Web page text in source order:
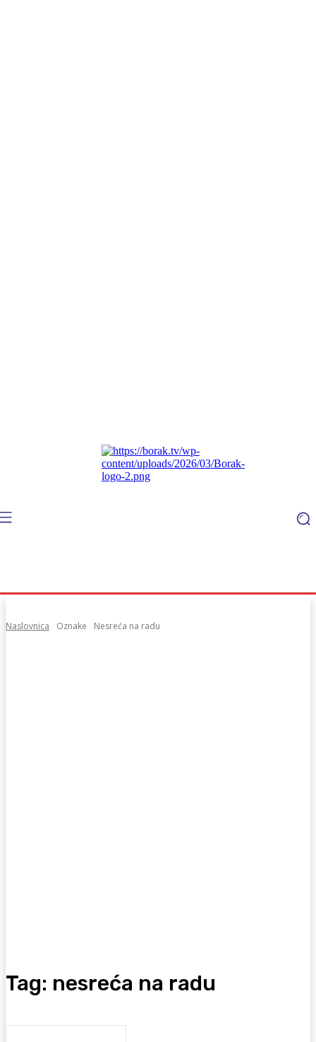
Naslovnica Oznake Nesreća na radu
Tag: nesreća na radu